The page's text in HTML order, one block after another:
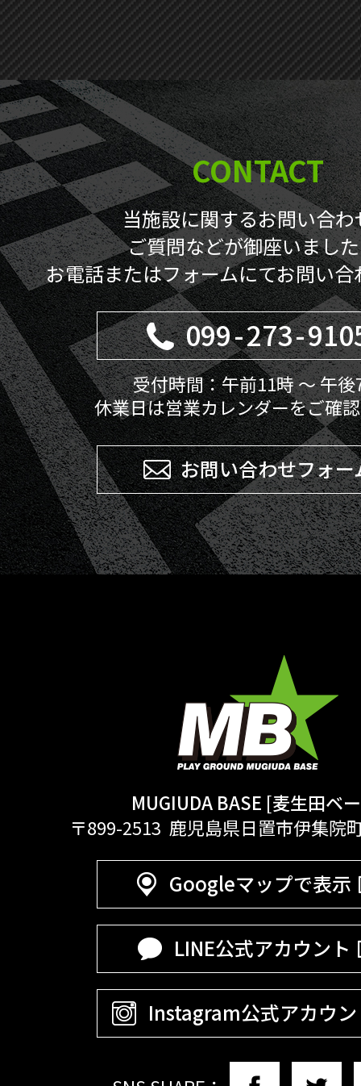
CONTACT
当施設に関するお問い合わ
ご質問などが御座いまし
お電話またはフォームにてお問い
099-273-
受付時間：午前11時 ～ 午後
休業日は営業カレンダーをご確
お問い合わせフォー
MUGIUDA BASE [麦生田ベ
〒899-2513 鹿児島県日置市伊集院
Googleマップで表示
LINE公式アカウント
Instagram公式アカウ